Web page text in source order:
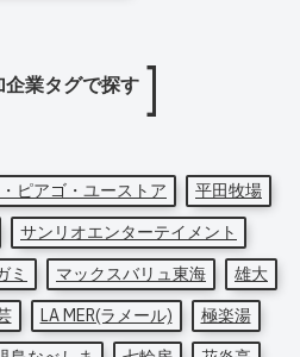
企業タグで探す
ピアゴ・ユーストア
平田牧場
サンリオエンターテイメント
ミ マックスバリュ東海
雄大
LA MER(ラメール)
極楽湯